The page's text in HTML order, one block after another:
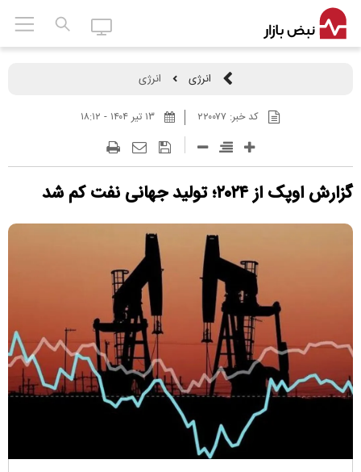
انرژی انرژی
کد خبر:۲۲۰۰۷۷ ۱۳ تير ۱۴۰۴ - ۱۸:۱۲
گزارش اوپک از ۲۰۲۴؛ تولید جهانی نفت کم شد